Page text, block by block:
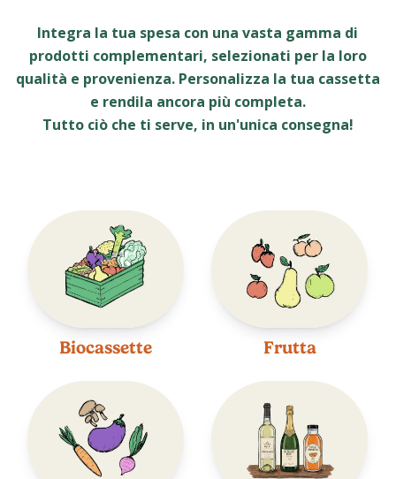
Integra la tua spesa con una vasta gamma di
prodotti complementari, selezionati per la loro
qualità e provenienza. Personalizza la tua cassetta
e rendila ancora più completa.
Tutto ciò che ti serve, in un'unica consegna!
Biocassette Frutta